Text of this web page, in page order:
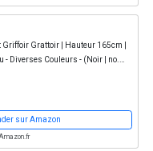
Grattoir | Hauteur 165cm |
- Diverses Couleurs - (Noir | no.
sur Amazon